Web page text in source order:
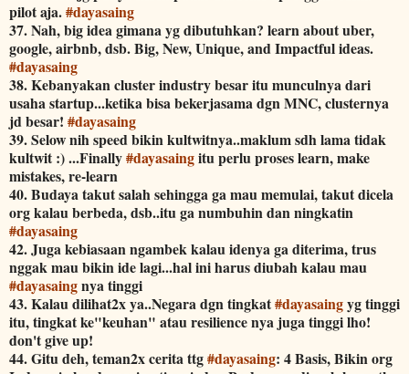
pilot aja.#dayasaing
37. Nah, big idea gimana yg dibutuhkan? learn about uber,
google, airbnb, dsb. Big, New, Unique, and Impactful ideas.
#dayasaing
38. Kebanyakan cluster industry besar itu munculnya dari
usaha startup...ketika bisa bekerjasama dgn MNC, clusternya
jd besar! #dayasaing
39. Selow nih speed bikin kultwitnya..maklum sdh lama tidak
kultwit :) ...Finally#dayasaingitu perlu proses learn, make
mistakes, re-learn
40. Budaya takut salah sehingga ga mau memulai, takut dicela
org kalau berbeda, dsb..itu ga numbuhin dan ningkatin
#dayasaing
42. Juga kebiasaan ngambek kalau idenya ga diterima, trus
nggak mau bikin ide lagi...hal ini harus diubah kalau mau
#dayasaingnya tinggi
43. Kalau dilihat2x ya..Negara dgn tingkat#dayasaingyg tinggi
itu, tingkat ke"keuhan" atau resilience nya juga tinggi lho!
don't give up!
44. Gitu deh, teman2x cerita ttg#dayasaing: 4 Basis, Bikin org